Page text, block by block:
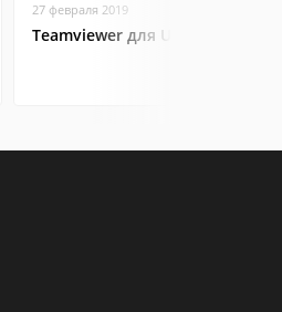
27 февраля 2019
Teamviewer для Ubuntu